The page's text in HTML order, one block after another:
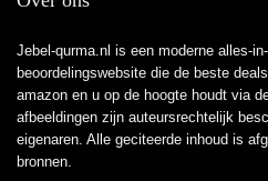
Jebel-qurma.nl is een moderne alles-
beoordelingswebsite die de beste
amazon en u op de hoogte houdt via
afbeeldingen zijn auteursrechtelijk
eigenaren. Alle geciteerde inhoud is
bronnen.